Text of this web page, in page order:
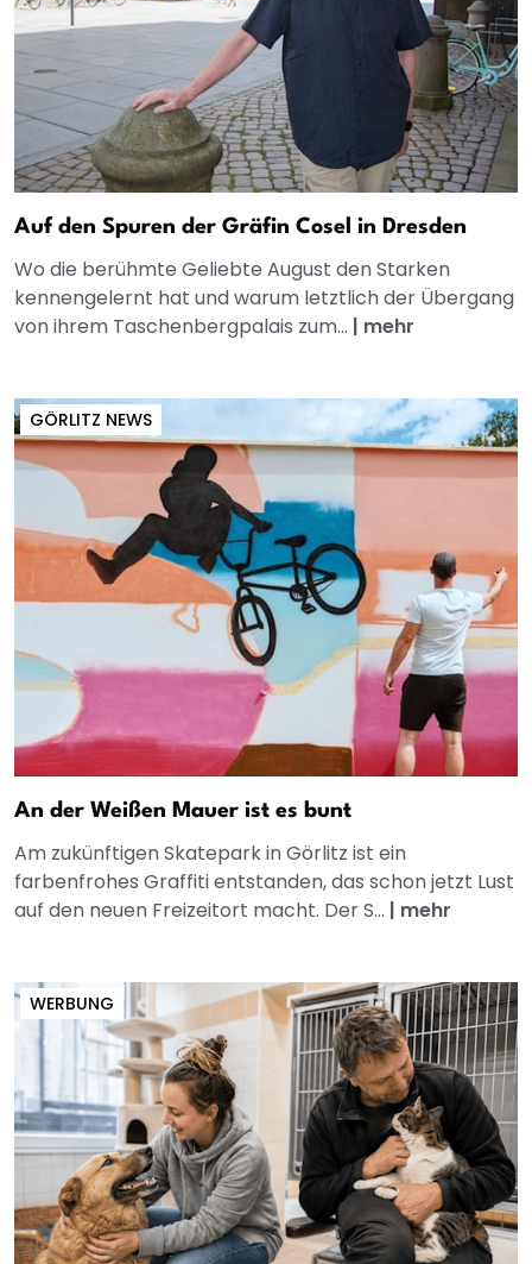
Auf den Spuren der Gräfin Cosel in Dresden
Wo die berühmte Geliebte August den Starken
kennengelernt hat und warum letztlich der Übergang
von ihrem Taschenbergpalais zum... | mehr
GÖRLITZ NEWS
An der Weißen Mauer ist es bunt
Am zukünftigen Skatepark in Görlitz ist ein
farbenfrohes Graffiti entstanden, das schon jetzt Lust
auf den neuen Freizeitort macht. Der S... | mehr
WERBUNG